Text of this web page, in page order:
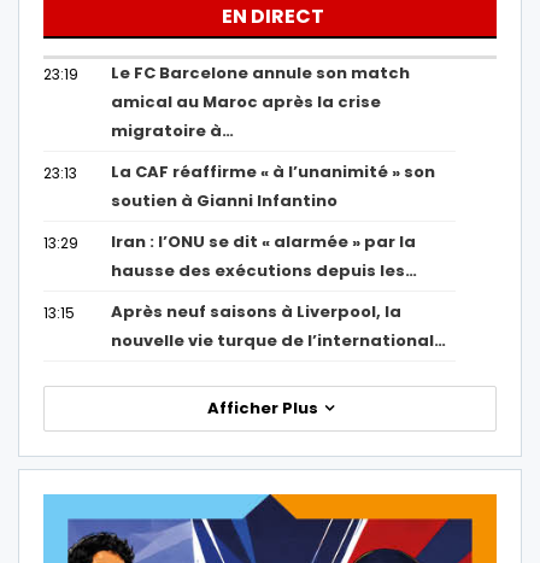
EN DIRECT
23:19
Le FC Barcelone annule son match
amical au Maroc après la crise
migratoire à…
23:13
La CAF réaffirme « à l’unanimité » son
soutien à Gianni Infantino
13:29
Iran : l’ONU se dit « alarmée » par la
hausse des exécutions depuis les…
13:15
Après neuf saisons à Liverpool, la
nouvelle vie turque de l’international…
Afficher Plus